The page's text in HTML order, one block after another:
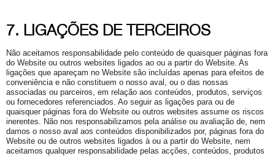
7. LIGAÇÕES DE TERCEIROS
Não aceitamos responsabilidade pelo conteúdo de quaisquer páginas fora
do Website ou outros websites ligados ao ou a partir do Website. As
ligações que apareçam no Website são incluídas apenas para efeitos de
conveniência e não constituem o nosso aval, ou o das nossas
associadas ou parceiros, em relação aos conteúdos, produtos, serviços
ou fornecedores referenciados. Ao seguir as ligações para ou de
quaisquer páginas fora do Website ou outros websites assume os riscos
inerentes. Não nos responsabilizamos pela análise ou avaliação de, nem
damos o nosso aval aos conteúdos disponibilizados por, páginas fora do
Website ou de outros websites ligados à ou a partir do Website, nem
aceitamos qualquer responsabilidade pelas acções, conteúdos, produtos